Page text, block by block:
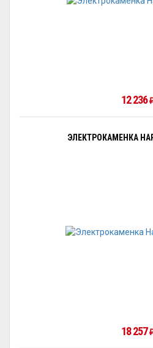
12 236 ₽
ЭЛЕКТРОКАМЕНКА
18 257 ₽